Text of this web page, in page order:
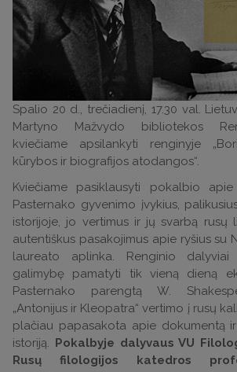
Spalio 20 d., trečiadienį, 17.30 val.
Martyno Mažvydo bibliotekos
kviečiame apsilankyti renginyje
kūrybos ir biografijos atodangos“.
Kviečiame pasiklausyti pokalbio
Pasternako gyvenimo įvykius,
istorijoje, jo vertimus ir jų svarbą rusų
autentiškus pasakojimus apie ryšius su
laureato aplinka. Renginio dalyviai
galimybę pamatyti tik vieną dieną
Pasternako parengtą W.
„Antonijus ir Kleopatra“ vertimo į rusų
plačiau papasakota apie dokumentą
istoriją. Pokalbyje dalyvaus VU
Rusų filologijos katedros